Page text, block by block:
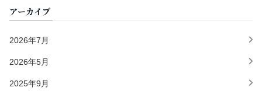
アーカイブ
2026年7月
2026年5月
2025年9月